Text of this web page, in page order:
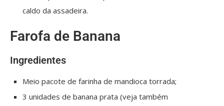
caldo da assadeira.
Farofa de Banana
Ingredientes
Meio pacote de farinha de mandioca torrada;
3 unidades de banana prata (veja também